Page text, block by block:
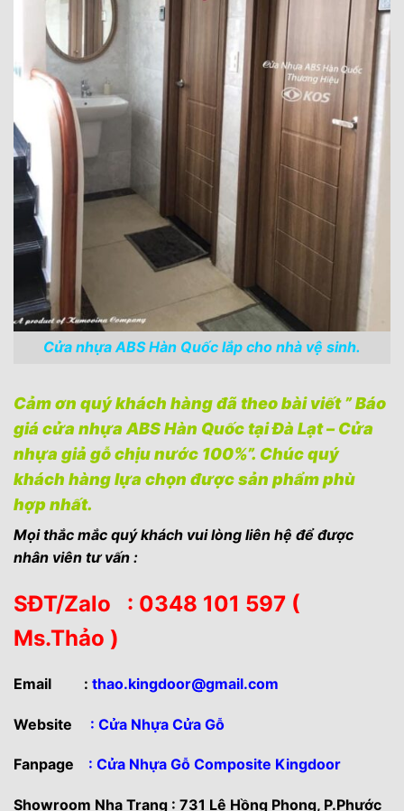
Cửa nhựa ABS Hàn Quốc lắp cho nhà vệ sinh.
Cảm ơn quý khách hàng đã theo bài viết ” Báo
giá cửa nhựa ABS Hàn Quốc tại Đà Lạt – Cửa
nhựa giả gỗ chịu nước 100%”. Chúc quý
khách hàng lựa chọn được sản phẩm phù
hợp nhất.
Mọi thắc mắc quý khách vui lòng liên hệ để được
nhân viên tư vấn :
SĐT/Zalo : 0348 101 597 (
Ms.Thảo )
Email : thao.kingdoor@gmail.com
Website : Cửa Nhựa Cửa Gỗ
Fanpage : Cửa Nhựa Gỗ Composite Kingdoor
Showroom Nha Trang : 731 Lê Hồng Phong, P.Phước